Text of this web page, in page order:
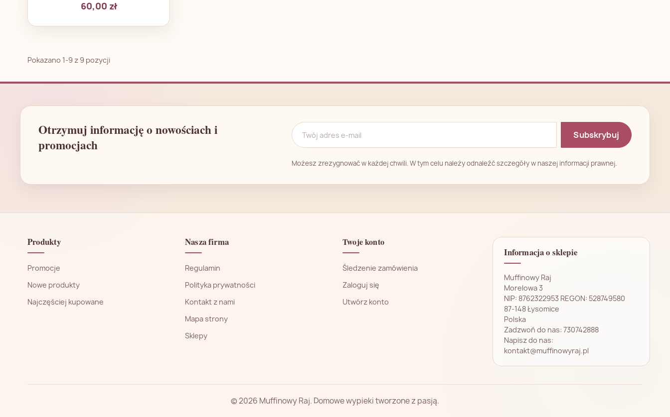
60,00 zł
Pokazano 1-9 z 9 pozycji
Otrzymuj informację o nowościach i
promocjach
Możesz zrezygnować w każdej chwili. W tym celu należy odnaleźć szczegóły w naszej informacji prawnej.
Produkty
Promocje
Nowe produkty
Najczęściej kupowane
Nasza firma
Regulamin
Polityka prywatności
Kontakt z nami
Mapa strony
Sklepy
Twoje konto
Śledzenie zamówienia
Zaloguj się
Utwórz konto
Informacja o sklepie
Muffinowy Raj
Morelowa 3
NIP: 8762322953 REGON: 528749580
87-148 Łysomice
Polska
Zadzwoń do nas: 730742888
Napisz do nas:
kontakt@muffinowyraj.pl
© 2026 Muffinowy Raj. Domowe wypieki tworzone z pasją.